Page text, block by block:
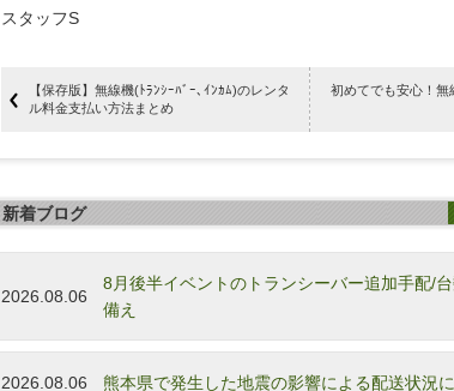
スタッフS
【保存版】無線機(ﾄﾗﾝｼｰﾊﾞｰ､ｲﾝｶﾑ)のレンタ
ル料金支払い方法まとめ
初めてでも安心！無
新着ブログ
2026.08.06
8月後半イベントのトランシーバー追加手配/
備え
2026.08.06 熊本県で発生した地震の影響による配送状況